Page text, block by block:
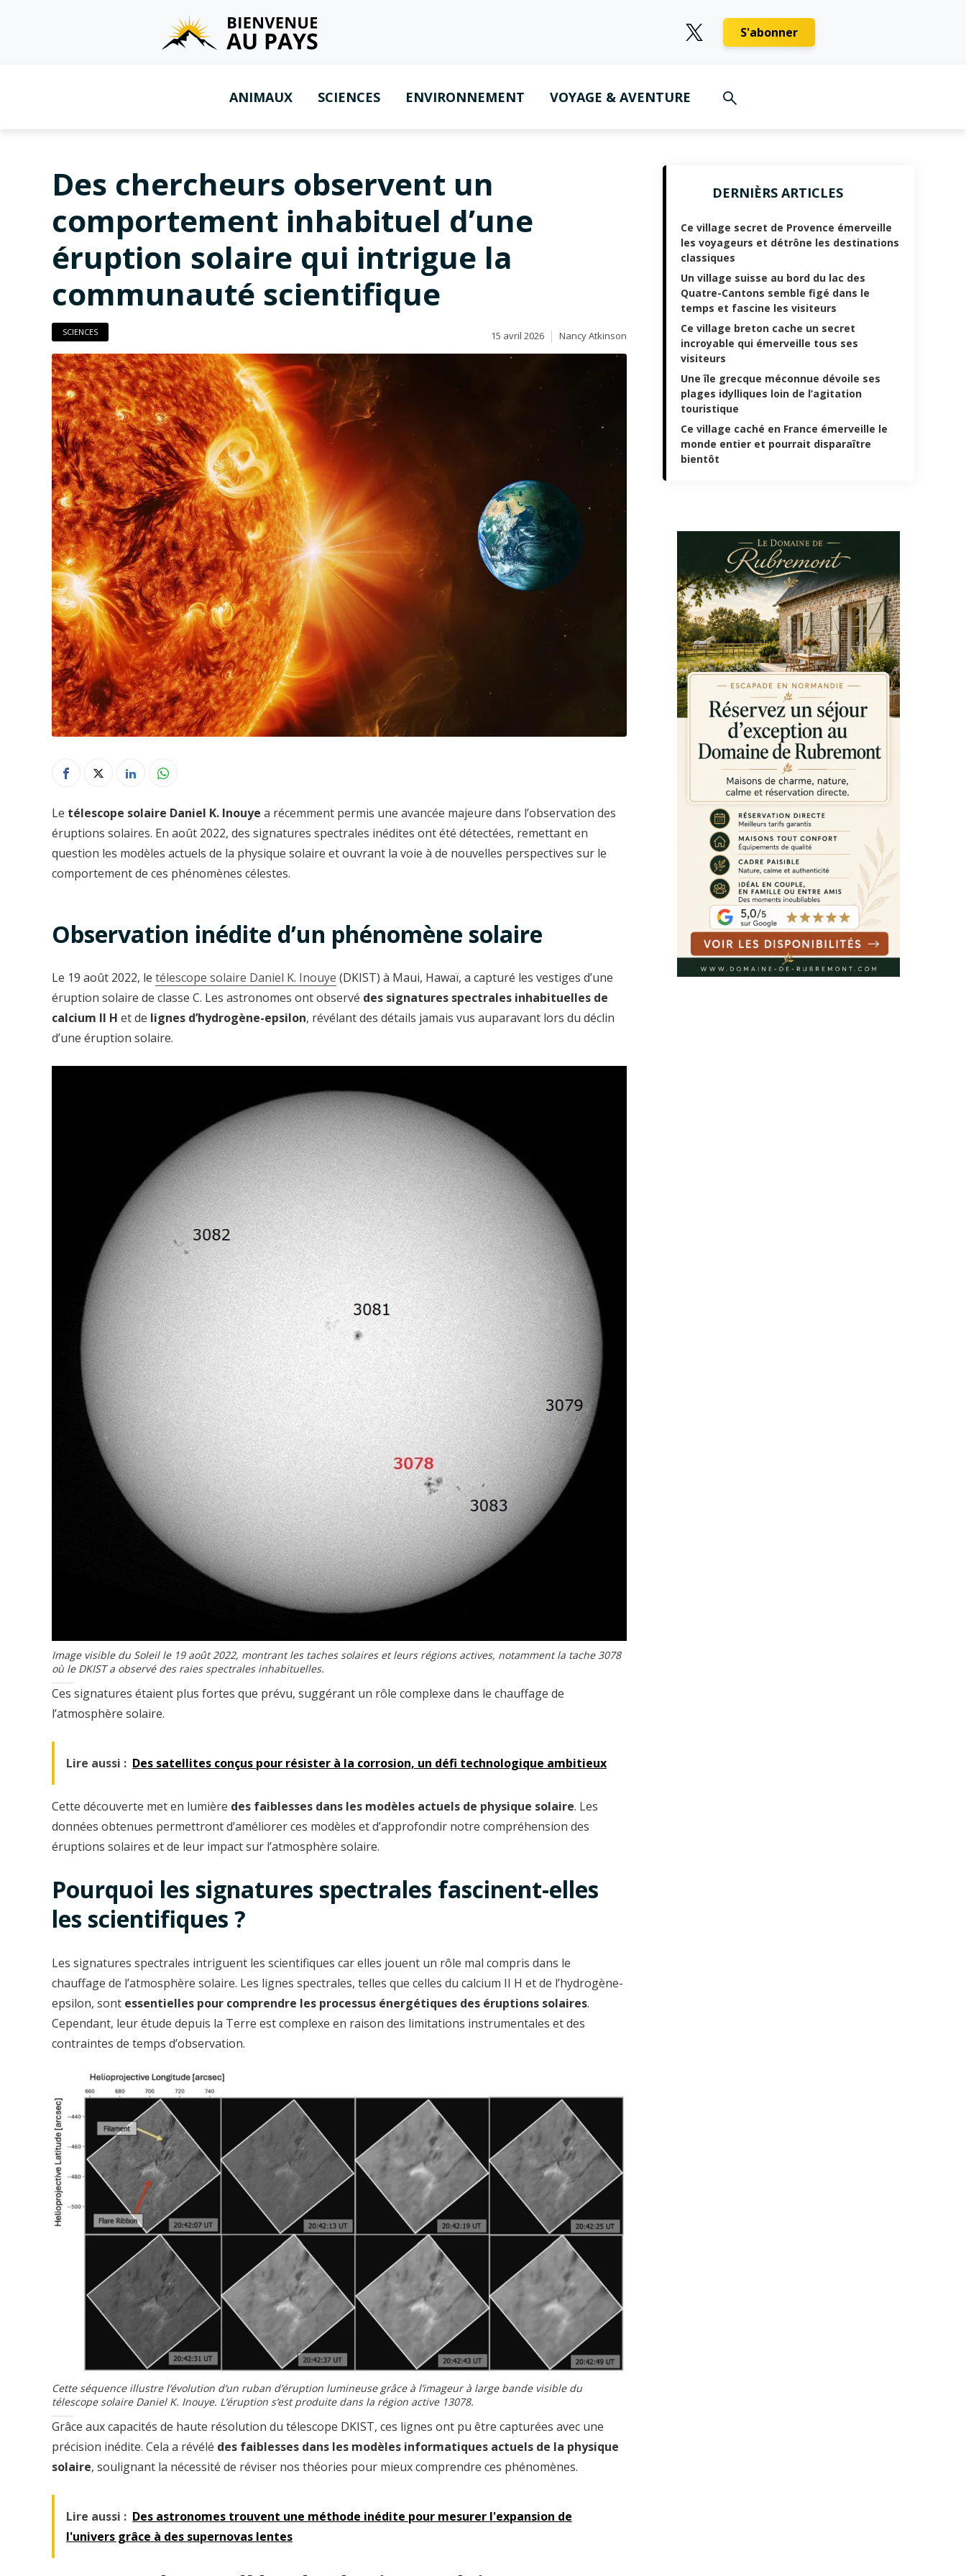
S'abonner
ANIMAUX SCIENCES ENVIRONNEMENT VOYAGE & AVENTURE
Des chercheurs observent un
comportement inhabituel d’une
éruption solaire qui intrigue la
communauté scientifique
SCIENCES 15 avril 2026 Nancy Atkinson
Le télescope solaire Daniel K. Inouye a récemment permis une avancée majeure dans l’observation des
éruptions solaires. En août 2022, des signatures spectrales inédites ont été détectées, remettant en
question les modèles actuels de la physique solaire et ouvrant la voie à de nouvelles perspectives sur le
comportement de ces phénomènes célestes.
Observation inédite d’un phénomène solaire
Le 19 août 2022, le télescope solaire Daniel K. Inouye (DKIST) à Maui, Hawaï, a capturé les vestiges d’une
éruption solaire de classe C. Les astronomes ont observé des signatures spectrales inhabituelles de
calcium II H et de lignes d’hydrogène-epsilon, révélant des détails jamais vus auparavant lors du déclin
d’une éruption solaire.
Image visible du Soleil le 19 août 2022, montrant les taches solaires et leurs régions actives, notamment la tache 3078
où le DKIST a observé des raies spectrales inhabituelles.
Ces signatures étaient plus fortes que prévu, suggérant un rôle complexe dans le chauffage de
l’atmosphère solaire.
Lire aussi : Des satellites conçus pour résister à la corrosion, un défi technologique ambitieux
Cette découverte met en lumière des faiblesses dans les modèles actuels de physique solaire. Les
données obtenues permettront d’améliorer ces modèles et d’approfondir notre compréhension des
éruptions solaires et de leur impact sur l’atmosphère solaire.
Pourquoi les signatures spectrales fascinent-elles
les scientifiques ?
Les signatures spectrales intriguent les scientifiques car elles jouent un rôle mal compris dans le
chauffage de l’atmosphère solaire. Les lignes spectrales, telles que celles du calcium II H et de l’hydrogène-
epsilon, sont essentielles pour comprendre les processus énergétiques des éruptions solaires.
Cependant, leur étude depuis la Terre est complexe en raison des limitations instrumentales et des
contraintes de temps d’observation.
Cette séquence illustre l’évolution d’un ruban d’éruption lumineuse grâce à l’imageur à large bande visible du
télescope solaire Daniel K. Inouye. L’éruption s’est produite dans la région active 13078.
Grâce aux capacités de haute résolution du télescope DKIST, ces lignes ont pu être capturées avec une
précision inédite. Cela a révélé des faiblesses dans les modèles informatiques actuels de la physique
solaire, soulignant la nécessité de réviser nos théories pour mieux comprendre ces phénomènes.
Lire aussi : Des astronomes trouvent une méthode inédite pour mesurer l'expansion de
l'univers grâce à des supernovas lentes
DERNIÈRS ARTICLES
Ce village secret de Provence émerveille
les voyageurs et détrône les destinations
classiques
Un village suisse au bord du lac des
Quatre-Cantons semble figé dans le
temps et fascine les visiteurs
Ce village breton cache un secret
incroyable qui émerveille tous ses
visiteurs
Une île grecque méconnue dévoile ses
plages idylliques loin de l’agitation
touristique
Ce village caché en France émerveille le
monde entier et pourrait disparaître
bientôt